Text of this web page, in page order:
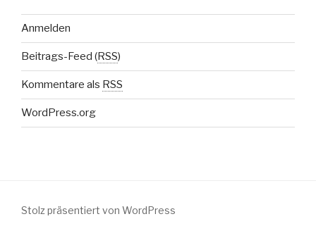
Anmelden
Beitrags-Feed (RSS)
Kommentare als RSS
WordPress.org
Stolz präsentiert von WordPress